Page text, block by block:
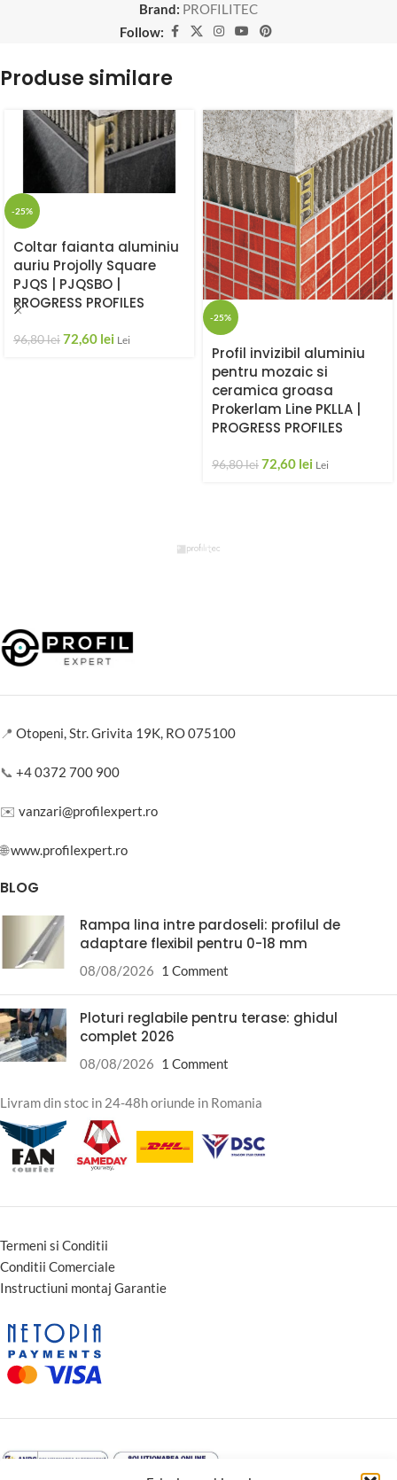
Brand: PROFILITEC
Follow:
Produse similare
-25%
Coltar faianta aluminiu
auriu Projolly Square
PJQS | PJQSBO |
PROGRESS PROFILES
96,80lei72,60 lei Lei
-25%
Profil invizibil aluminiu
pentru mozaic si
ceramica groasa
Prokerlam Line PKLLA |
PROGRESS PROFILES
96,80lei72,60 lei Lei
📍 Otopeni, Str. Grivita 19K, RO 075100
📞 +4 0372 700 900
✉️ vanzari@profilexpert.ro
🌐www.profilexpert.ro
BLOG
Rampa lina intre pardoseli: profilul de
adaptare flexibil pentru 0-18 mm
08/08/2026 1 Comment
Ploturi reglabile pentru terase: ghidul
complet 2026
08/08/2026 1 Comment
Livram din stoc in 24-48h oriunde in Romania
Termeni si Conditii
Conditii Comerciale
Instructiuni montaj Garantie